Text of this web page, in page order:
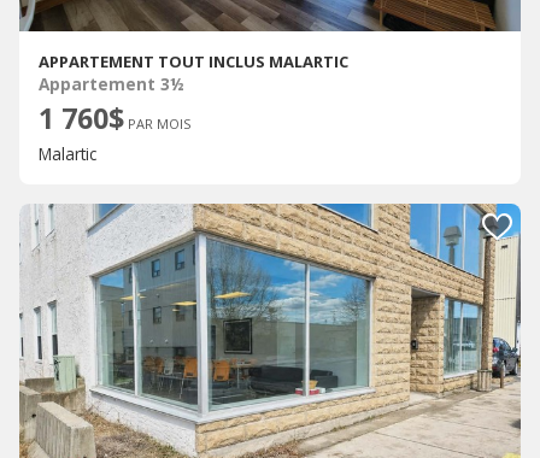
APPARTEMENT TOUT INCLUS MALARTIC
Appartement 3½
1 760$ PAR MOIS
Malartic